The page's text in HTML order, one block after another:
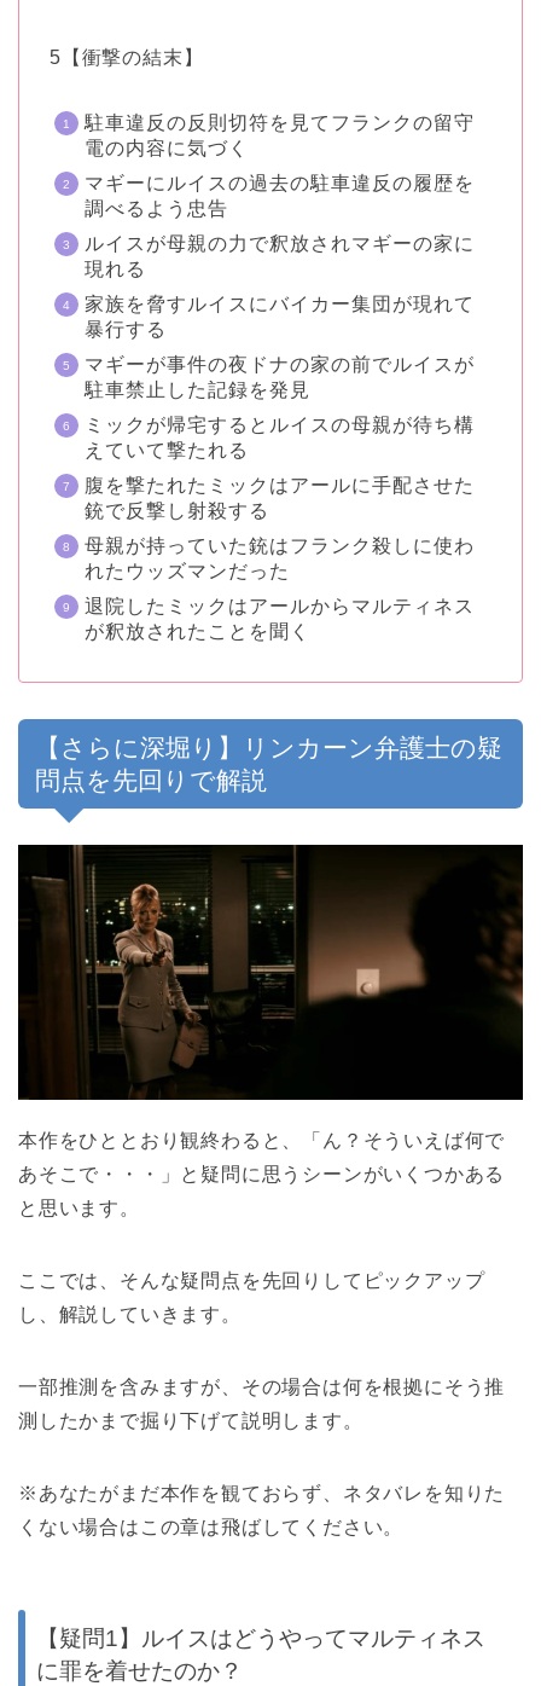
5【衝撃の結末】
駐車違反の反則切符を見てフランクの留守
電の内容に気づく
マギーにルイスの過去の駐車違反の履歴を
調べるよう忠告
ルイスが母親の力で釈放されマギーの家に
現れる
家族を脅すルイスにバイカー集団が現れて
暴行する
マギーが事件の夜ドナの家の前でルイスが
駐車禁止した記録を発見
ミックが帰宅するとルイスの母親が待ち構
えていて撃たれる
腹を撃たれたミックはアールに手配させた
銃で反撃し射殺する
母親が持っていた銃はフランク殺しに使わ
れたウッズマンだった
退院したミックはアールからマルティネス
が釈放されたことを聞く
【さらに深堀り】リンカーン弁護士の疑
問点を先回りで解説
本作をひととおり観終わると、「ん？そういえば何で
あそこで・・・」と疑問に思うシーンがいくつかある
と思います。
ここでは、そんな疑問点を先回りしてピックアップ
し、解説していきます。
一部推測を含みますが、その場合は何を根拠にそう推
測したかまで掘り下げて説明します。
※あなたがまだ本作を観ておらず、ネタバレを知りた
くない場合はこの章は飛ばしてください。
【疑問1】ルイスはどうやってマルティネス
に罪を着せたのか？